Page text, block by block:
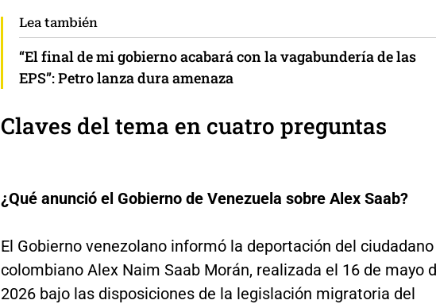
Lea también
“El final de mi gobierno acabará con la vagabundería de las
EPS”: Petro lanza dura amenaza
Claves del tema en cuatro preguntas
¿Qué anunció el Gobierno de Venezuela sobre Alex Saab?
El Gobierno venezolano informó la deportación del ciudadano
colombiano Alex Naim Saab Morán, realizada el 16 de mayo
2026 bajo las disposiciones de la legislación migratoria del